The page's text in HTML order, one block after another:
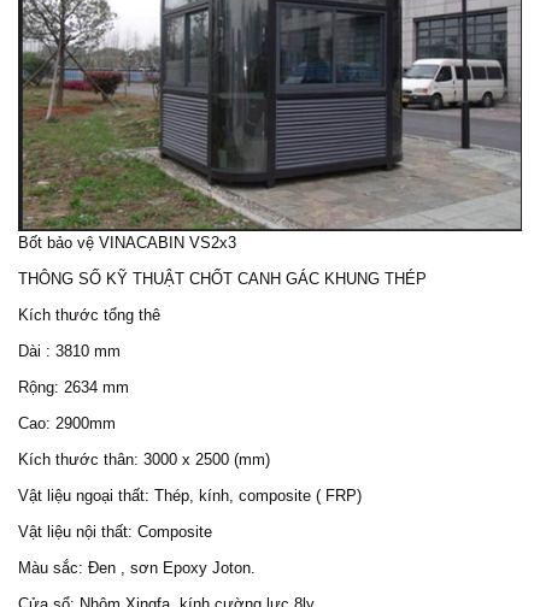
Bốt bảo vệ VINACABIN VS2x3
THÔNG SỐ KỸ THUẬT CHỐT CANH GÁC KHUNG THÉP
Kích thước tổng thê
Dài : 3810 mm
Rộng: 2634 mm
Cao: 2900mm
Kích thước thân: 3000 x 2500 (mm)
Vật liệu ngoại thất: Thép, kính, composite ( FRP)
Vật liệu nội thất: Composite
Màu sắc: Đen , sơn Epoxy Joton.